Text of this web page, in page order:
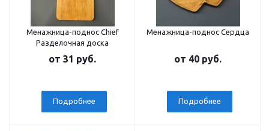
Менажница-поднос Сhief
Разделочная доска
от 31 руб.
Подробнее
Менажница-поднос Сердца
от 40 руб.
Подробнее